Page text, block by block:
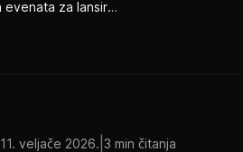
Produkcija evenata za lansiranje brenda u Hrvatskoj
11. veljače 2026. 3 min čitanja